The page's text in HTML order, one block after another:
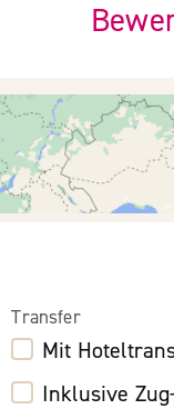
Transfer
Mit
Inklusive